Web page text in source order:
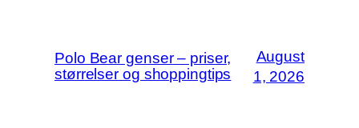
Polo Bear genser – priser,
størrelser og shoppingtips
August
1, 2026